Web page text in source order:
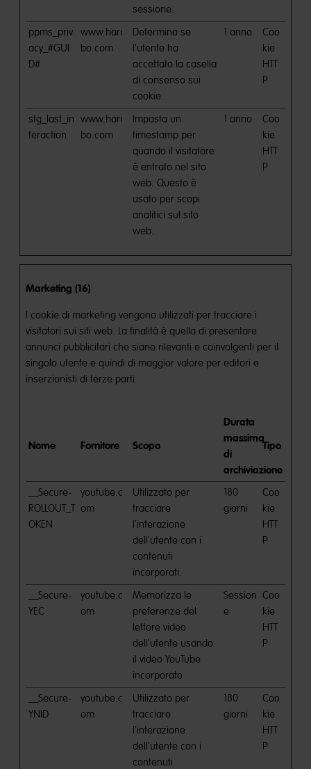
sessione.
ppms_priv
acy_#GUI
D#
www.hari
bo.com
Determina se
l'utente ha
accettato la casella
di consenso sui
cookie.
1 anno
Coo
kie
HTT
P
stg_last_in
teraction
www.hari
bo.com
Imposta un
timestamp per
quando il visitatore
è entrato nel sito
web. Questo è
usato per scopi
analitici sul sito
web.
1 anno
Coo
kie
HTT
P
Marketing (16)
I cookie di marketing vengono utilizzati per tracciare i
visitatori sui siti web. La finalità è quella di presentare
annunci pubblicitari che siano rilevanti e coinvolgenti per il
singolo utente e quindi di maggior valore per editori e
inserzionisti di terze parti.
Nome Fornitore Scopo
Durata
massima
di
archiviazione
Tipo
__Secure-
ROLLOUT_T
OKEN
youtube.c
om
Utilizzato per
tracciare
l'interazione
dell'utente con i
contenuti
incorporati.
180
giorni
Coo
kie
HTT
P
__Secure-
YEC
youtube.c
om
Memorizza le
preferenze del
lettore video
dell'utente usando
il video YouTube
incorporato
Session
e
Coo
kie
HTT
P
__Secure-
YNID
youtube.c
om
Utilizzato per
tracciare
l'interazione
dell'utente con i
contenuti
180
giorni
Coo
kie
HTT
P